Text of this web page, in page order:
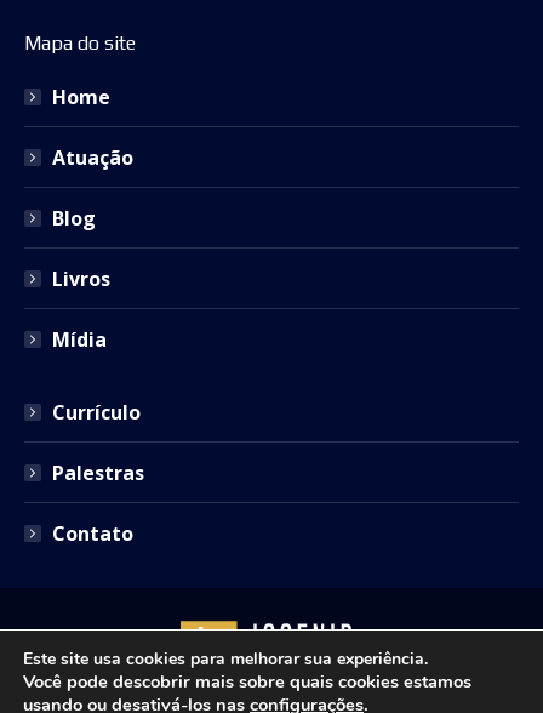
opens
new
opens
new
opens
Mapa do site
Home
Atuação
Blog
Livros
Mídia
Currículo
Palestras
Contato
Este site usa cookies para melhorar sua experiência.
Você pode descobrir mais sobre quais cookies estamos
usando ou desativá-los nas configurações.